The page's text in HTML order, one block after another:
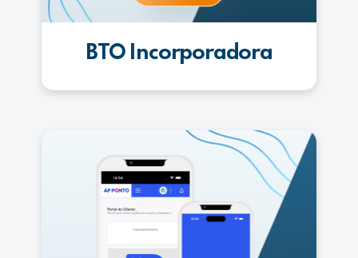
BTO Incorporadora